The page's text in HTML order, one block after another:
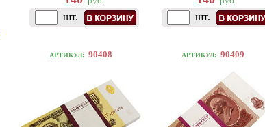
шт. шт.
АРТИКУЛ: 90408 АРТИКУЛ: 90409